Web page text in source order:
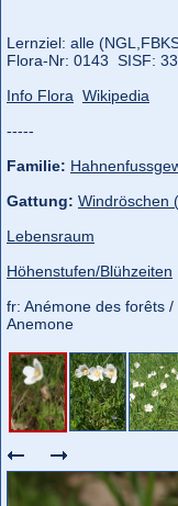
Lernziel: alle (NGL,
Flora‑Nr: 0143 SISF:
Info Flora Wikipedia
-----
Familie:
Gattung: Windröschen
Lebensraum
Höhenstufen/Blühzeiten
fr: Anémone des forêts
Anemone